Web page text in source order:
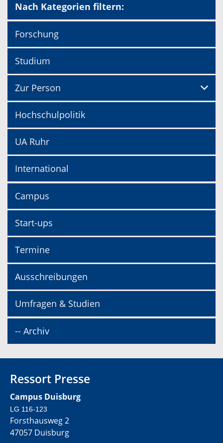
Nach Kategorien filtern:
Forschung
Studium
Zur Person
Hochschulpolitik
UA Ruhr
International
Campus
Start-ups
Termine
Ausschreibungen
Umfragen & Studien
-- Archiv
Ressort Presse
Campus Duisburg
LG 116-123
Forsthausweg 2
47057 Duisburg